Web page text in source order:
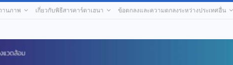
านภาพ เกี่ยวกับพิธีสารคาร์ตาเฮนา ข้อตกลงและความตกลงระหว่างประเทศอื่น